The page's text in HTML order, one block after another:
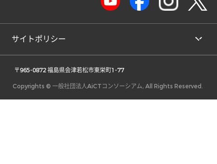
サイトポリシー
〒965-0872 福島県会津若松市東栄町1-77
Copyrights © 一般社団法人AiCTコンソーシアム, All Rights Reserved.